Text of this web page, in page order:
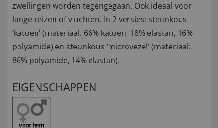
zwellingen worden tegengegaan. Ook ideaal voor
lange reizen of vluchten. In 2 versies: steunkous
’katoen’ (materiaal: 66% katoen, 18% elastan, 16%
polyamide) en steunkous ’microvezel’ (materiaal:
86% polyamide, 14% elastan).
EIGENSCHAPPEN